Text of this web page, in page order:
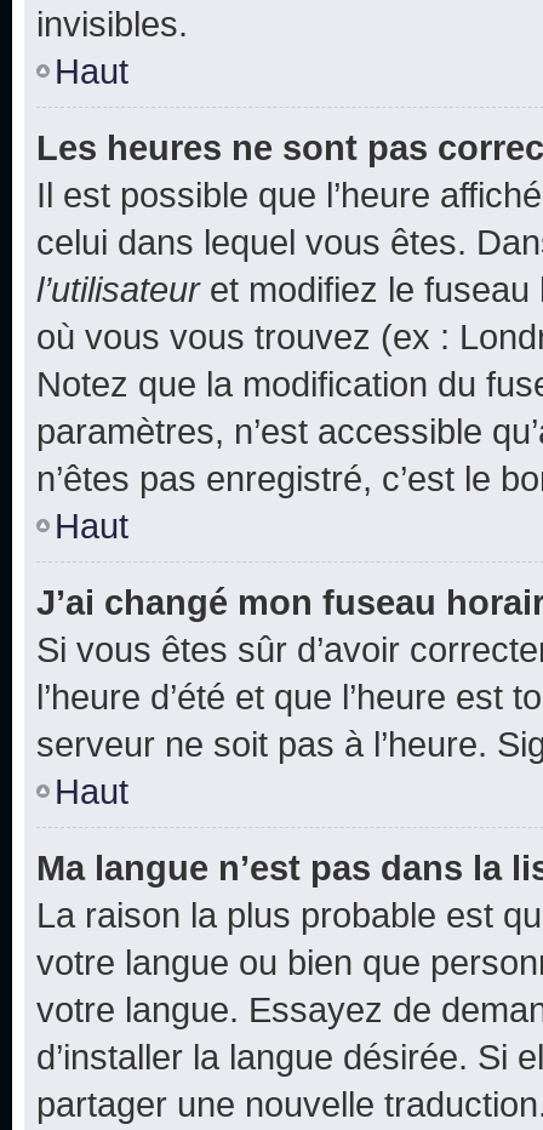
invisibles.
Haut
Les heures ne sont pas
Il est possible que l’heure
celui dans lequel vous êtes.
l’utilisateuret modifiez le fuseau
où vous vous trouvez (ex :
Notez que la modification du
paramètres, n’est accessible
n’êtes pas enregistré, c’est le
Haut
J’ai changé mon fuseau
Si vous êtes sûr d’avoir
l’heure d’été et que l’heure est
serveur ne soit pas à l’heure.
Haut
Ma langue n’est pas dans la
La raison la plus probable est
votre langue ou bien que
votre langue. Essayez de
d’installer la langue désirée. Si
partager une nouvelle